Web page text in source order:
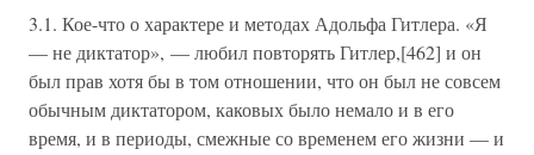
3.1. Кое-что о характере и методах Адольфа Гитлера. «Я
— не диктатор», — любил повторять Гитлер,[462] и он
был прав хотя бы в том отношении, что он был не совсем
обычным диктатором, каковых было немало и в его
время, и в периоды, смежные со временем его жизни — и